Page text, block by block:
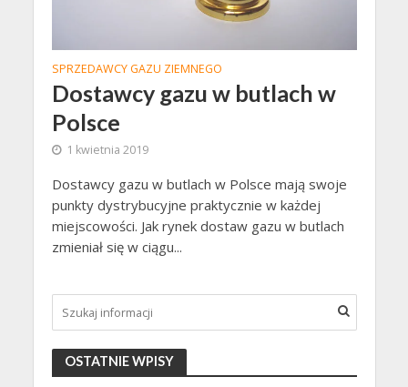
SPRZEDAWCY GAZU ZIEMNEGO
Dostawcy gazu w butlach w
Polsce
1 kwietnia 2019
Dostawcy gazu w butlach w Polsce mają swoje
punkty dystrybucyjne praktycznie w każdej
miejscowości. Jak rynek dostaw gazu w butlach
zmieniał się w ciągu...
OSTATNIE WPISY